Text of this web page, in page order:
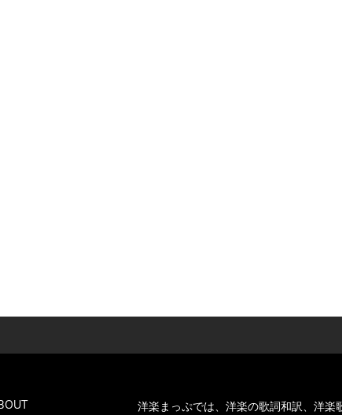
洋楽まっぷでは、洋楽の歌詞和訳、洋楽